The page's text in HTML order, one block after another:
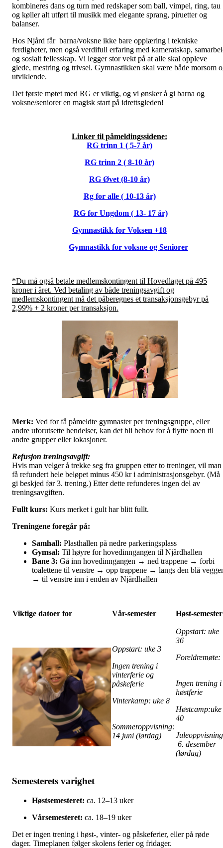
kombineres dans og turn med redskaper som ball, vimpel, ring, tau
og køller alt utført til musikk med elegante sprang, piruetter og
balanser.
Hos Njård får barna/voksne ikke bare opplæring i tekniske
ferdigheter, men også verdifull erfaring med kameratskap,
og sosialt fellesskap. Vi legger stor vekt på at alle skal oppleve
glede, mestring og trivsel. Gymnastikken skal være både morsom
utviklende.
Det første møtet med RG er viktig, og vi ønsker å gi barna og
voksne/seniorer en magisk start på idrettsgleden!
Linker til påmeldingssidene:
RG trinn 1 ( 5-7 år)
RG trinn 2 ( 8-10 år)
RG Øvet (8-10 år)
Rg for alle ( 10-13 år)
RG for Ungdom ( 13- 17 år)
Gymnastikk for Voksen +18
Gymnastikk for voksne og Seniorer
*Du må også betale medlemskontingent til Hovedlaget på 495
kroner i året. Ved betaling av både treningsavgift og
medlemskontingent må det påberegnes et transaksjonsgebyr på
2,99% + 2 kroner per transaksjon.
Merk: Ved for få påmeldte gymnaster per treningsgruppe, eller
andre uforutsette hendelser, kan det bli behov for å flytte noen til
andre grupper eller lokasjoner.
Refusjon treningsavgift:
Hvis man velger å trekke seg fra gruppen etter to treninger, vil man
få refundert hele beløpet minus 450 kr i administrasjonsgebyr. (Må
gi beskjed før 3. trening.) Etter dette refunderes ingen del av
treningsavgiften.
Fullt kurs: Kurs merket i gult har blitt fullt.
Treningene foregår på:
Samhall: Plasthallen på nedre parkeringsplass
Gymsal: Til høyre for hovedinngangen til Njårdhallen
Bane 3: Gå inn hovedinngangen → ned trappene → forbi
toalettene til venstre → opp trappene → langs den blå
→ til venstre inn i enden av Njårdhallen
Viktige datoer for Vår-semester Høst-semester
Oppstart: uke 3
Ingen trening i
vinterferie og
påskeferie
Vinterkamp: uke 8
Sommeroppvisning:
14 juni (lørdag)
Oppstart: uke
36
Ingen trening i
høstferie
Høstcamp:uke
40
6. desember
(lørdag)
Semesterets varighet
Høstsemesteret: ca. 12–13 uker
Vårsemesteret: ca. 18–19 uker
Det er ingen trening i høst-, vinter- og påskeferier, eller på røde
dager. Timeplanen følger skolens ferier og fridager.